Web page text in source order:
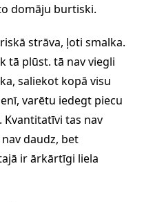
domāju burtiski.
strāva, ļoti smalka.
tā plūst. tā nav viegli
saliekot kopā visu
varētu iedegt piecu
Kvantitatīvi tas nav
daudz, bet
ir ārkārtīgi liela